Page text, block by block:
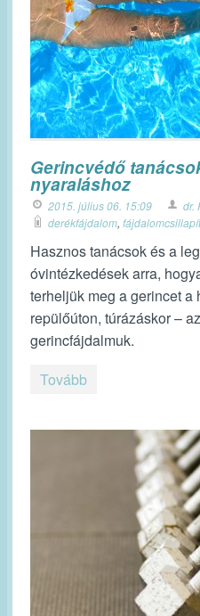
Gerincvédő
nyaraláshoz
2015. július 06. 15:09 dr.
derékfájdalom,
Hasznos tanácsok és a
óvintézkedések arra,
terheljük meg a gerincet a
repülőúton, túrázáskor –
gerincfájdalmuk.
Tovább